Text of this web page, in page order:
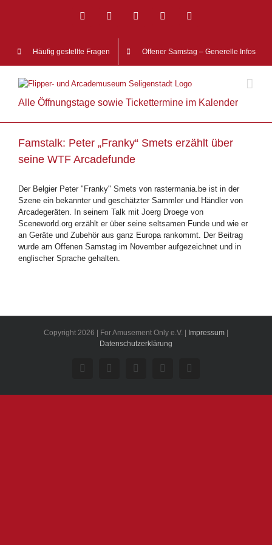
FacebookInstagramYouTubeTwitchE-
Häufig gestellte Fragen Offener Samstag – Generelle Infos
Alle Öffnungstage sowie Tickettermine im Kalender
Famstalk: Peter „Franky“ Smets erzählt über
seine WTF Arcadefunde
Der Belgier Peter "Franky" Smets von rastermania.be ist in der
Szene ein bekannter und geschätzter Sammler und Händler von
Arcadegeräten. In seinem Talk mit Joerg Droege von
Sceneworld.org erzählt er über seine seltsamen Funde und wie er
an Geräte und Zubehör aus ganz Europa rankommt. Der Beitrag
wurde am Offenen Samstag im November aufgezeichnet und in
englischer Sprache gehalten.
Copyright 2026 | For Amusement Only e.V. | Impressum
Datenschutzerklärung
FacebookInstagramYouTubeTwitchE-